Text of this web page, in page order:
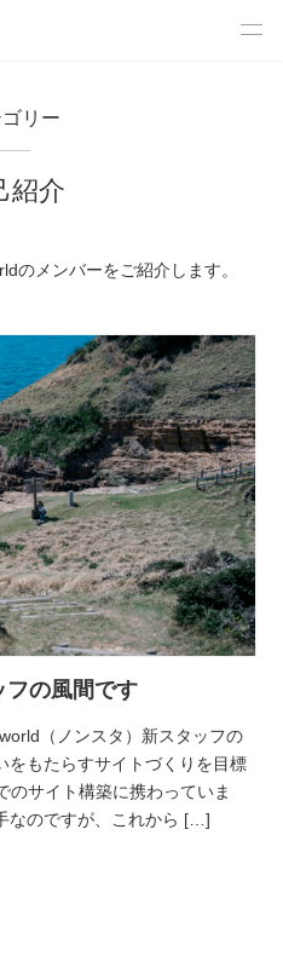
csr
blog
リー
紹介
のメンバーをご紹介します。
フの風間です
（ノンスタ）新スタッフの
をもたらすサイトづくりを目標
のサイト構築に携わっていま
なのですが、これから […]